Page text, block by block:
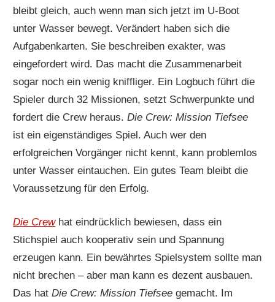
bleibt gleich, auch wenn man sich jetzt im U-Boot
unter Wasser bewegt. Verändert haben sich die
Aufgabenkarten. Sie beschreiben exakter, was
eingefordert wird. Das macht die Zusammenarbeit
sogar noch ein wenig kniffliger. Ein Logbuch führt die
Spieler durch 32 Missionen, setzt Schwerpunkte und
fordert die Crew heraus.Die Crew: Mission Tiefsee
ist ein eigenständiges Spiel. Auch wer den
erfolgreichen Vorgänger nicht kennt, kann problemlos
unter Wasser eintauchen. Ein gutes Team bleibt die
Voraussetzung für den Erfolg.
Die Crewhat eindrücklich bewiesen, dass ein
Stichspiel auch kooperativ sein und Spannung
erzeugen kann. Ein bewährtes Spielsystem sollte man
nicht brechen – aber man kann es dezent ausbauen.
Das hatDie Crew: Mission Tiefsee gemacht. Im